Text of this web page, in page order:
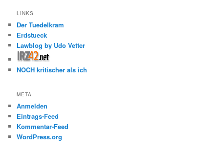
LINKS
Der Tuedelkram
Erdstueck
Lawblog by Udo Vetter
NOCH kritischer als ich
META
Anmelden
Eintrags-Feed
Kommentar-Feed
WordPress.org